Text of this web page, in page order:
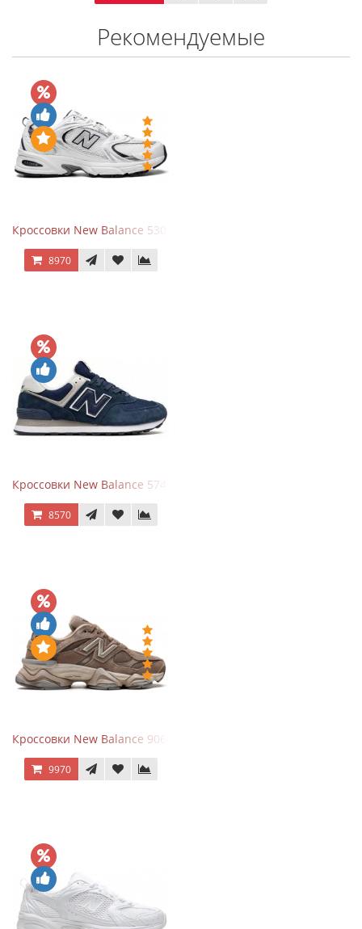
Рекомендуемые
Кроссовки New Balance 530 White Silver Navy
8970
Кроссовки New Balance 574 Navy Blue White
8570
Кроссовки New Balance 9060 Mushroom
9970